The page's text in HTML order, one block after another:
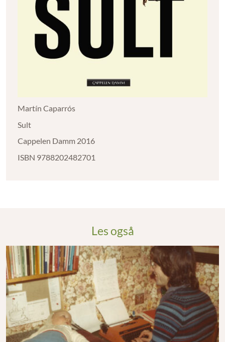
Martín Caparrós
Sult
Cappelen Damm 2016
ISBN 9788202482701
Les også